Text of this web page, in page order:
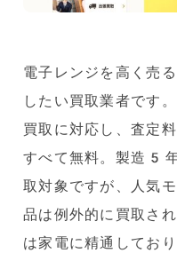
電子レンジを高く売
したい買取業者です
買取に対応し、査定
すべて無料。製造5
取対象ですが、人気
品は例外的に買取さ
は家電に精通してお